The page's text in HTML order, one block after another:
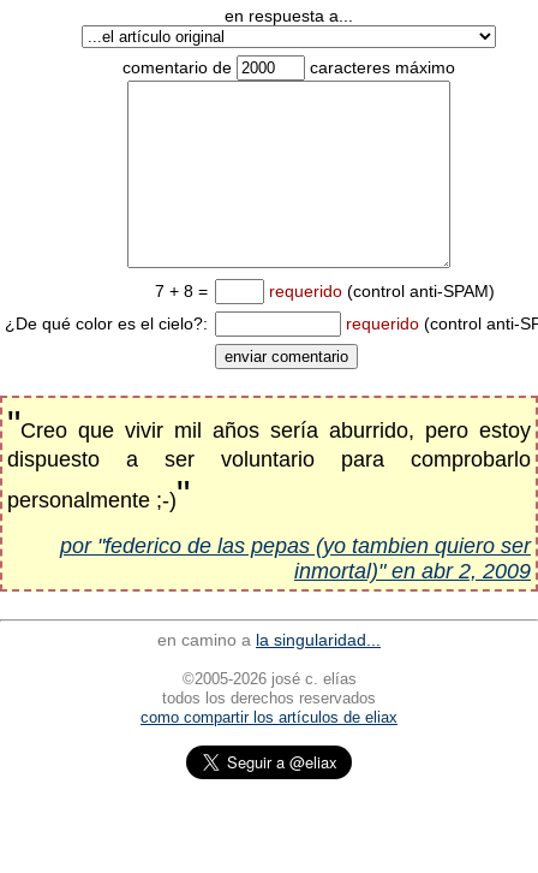
en respuesta a...
comentario de caracteres máximo
7 + 8 = requerido (control anti-SPAM)
¿De qué color es el cielo?:
requerido (control anti-
"Creo que vivir mil años sería aburrido, pero estoy
dispuesto a ser voluntario para comprobarlo
personalmente ;-)"
por "federico de las pepas (yo tambien quiero ser
inmortal)" en abr 2, 2009
en camino a la singularidad...
©2005-2026 josé c. elías
todos los derechos reservados
como compartir los artículos de eliax